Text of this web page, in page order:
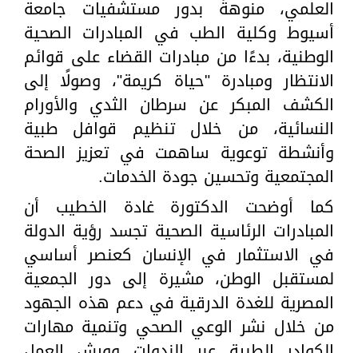
العلمي، منوهةً بدور مستشفيات جامعة
أسيوط وكلية الطب في المبادرات الصحية
الوطنية، بدءًا من مبادرات القضاء على قوائم
الانتظار ومبادرة "حياة كريمة"، وصولًا إلى
الكشف المبكر عن سرطان الثدي والأورام
النسائية، من خلال تنظيم قوافل طبية
وأنشطة توعوية ساهمت في تعزيز الصحة
المجتمعية وتحسين جودة الخدمات.
كما أوضحت الدكتورة غادة الخطيب أن
المبادرات الرئاسية الصحية تجسد رؤية الدولة
في الاستثمار في الإنسان كعنصر أساسي
لمستقبل الوطن، مشيرة إلى دور الجمعية
المصرية للغدة الدرقية في دعم هذه الجهود
من خلال نشر الوعي الصحي وتنمية مهارات